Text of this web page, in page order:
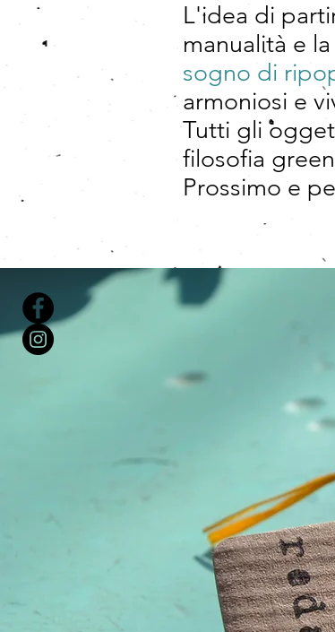
L'idea di
manualità e
sogno di
armoniosi e
Tutti gli
filosofia
Prossimo e